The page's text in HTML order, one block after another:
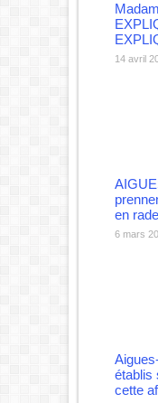
14 avril
en
6 mars
établis
cette